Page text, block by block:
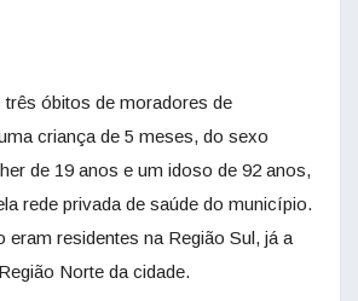
óbitos de moradores de
criança de 5 meses, do sexo
de 19 anos e um idoso de 92 anos,
rede privada de saúde do município.
eram residentes na Região Sul, já a
Norte da cidade.